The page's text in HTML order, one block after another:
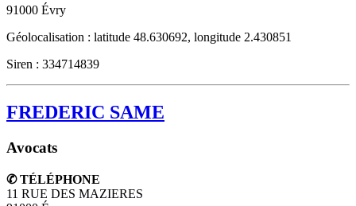
91000 Évry
Géolocalisation : latitude 48.630692, longitude 2.430851
Siren : 334714839
FREDERIC SAME
Avocats
✆ TÉLÉPHONE
11 RUE DES MAZIERES